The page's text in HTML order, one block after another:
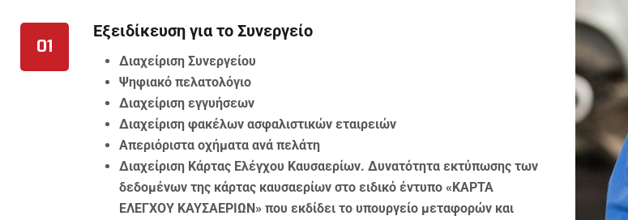
01
Εξειδίκευση για το Συνεργείο
Διαχείριση Συνεργείου
Ψηφιακό πελατολόγιο
Διαχείριση εγγυήσεων
Διαχείριση φακέλων ασφαλιστικών εταιρειών
Απεριόριστα οχήματα ανά πελάτη
Διαχείριση Κάρτας Ελέγχου Καυσαερίων. Δυνατότητα εκτύπωσης των
δεδομένων της κάρτας καυσαερίων στο ειδικό έντυπο «ΚΑΡΤΑ
ΕΛΕΓΧΟΥ ΚΑΥΣΑΕΡΙΩΝ» που εκδίδει το υπουργείο μεταφορών και